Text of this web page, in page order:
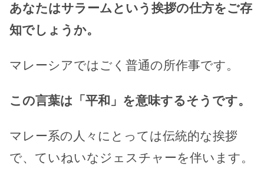
あなたはサラームという挨拶の仕方をご存
知でしょうか。
マレーシアではごく普通の所作事です。
この言葉は「平和」を意味するそうです。
マレー系の人々にとっては伝統的な挨拶
で、ていねいなジェスチャーを伴います。